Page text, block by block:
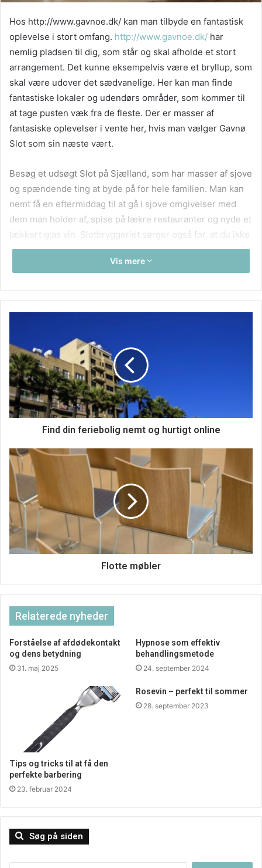
Hos http://www.gavnoe.dk/ kan man tilbyde en fantastisk
oplevelse i stort omfang. http://www.gavnoe.dk/ har
nemlig pladsen til dig, som står og skal afholde et stort
arrangement. Det kunne eksempelvis være et bryllup, som
skal være udover det sædvanelige. Her kan man finde
fantastiske lokaler og udendørs områder, som kommer til
at tage pusten væk fra de fleste. Der er masser af
fantasiske oplevelser i vente her, hvis man vælger Gavnø
Slot som sin næste vært.
Besøg et udsøgt Slot på Sjælland, som har masser af sjove
og spændende ting at byde på for hele familien. Man kan
nemt få en eftermiddag til at gå i sjove omgivelser med
dem man holder af, spise på lækre restauranter og nyde et
lækkert glas vin. Slotbryggeriet sørger også for, at du ikke
går tørstig hjem. Der er nok humle til alle, og man kan
sammen med venner og familie nyde det i kolde
Planlæg en tur udover det normale
Kunne man tænke sig en god og sammenstyrkende dag
Vis mere
Find din feriebolig nemt og hurtigt online
Flotte møbler
Relaterede nyheder
Forståelse af afdødekontakt
og dens betydning
31. maj 2025
Hypnose som effektiv
behandlingsmetode
24. september 2024
Tips og tricks til at få den
perfekte barbering
23. februar 2024
Rosevin – perfekt til sommer
28. september 2023
Søg på siden